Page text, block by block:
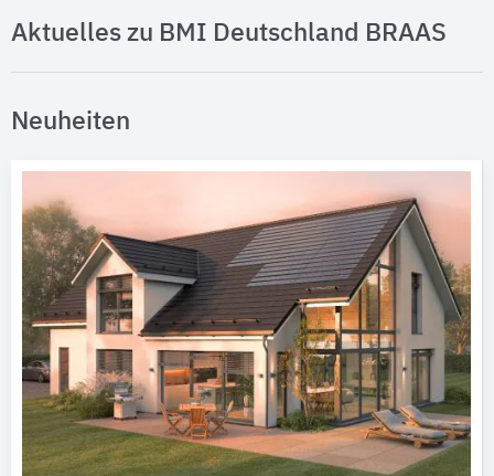
Aktuelles zu BMI Deutschland BRAAS
Neuheiten